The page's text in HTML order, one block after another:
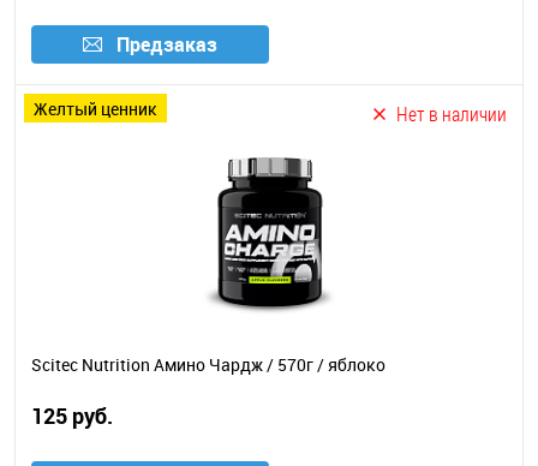
Предзаказ
желтый ценник Нет в наличии
Scitec Nutrition Амино Чардж / 570г / яблоко
125 руб.